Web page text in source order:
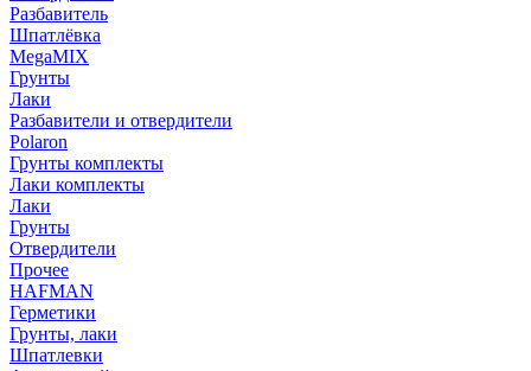
Разбавитель
Шпатлёвка
MegaMIX
Грунты
Лаки
Разбавители и отвердители
Polaron
Грунты комплекты
Лаки комплекты
Лаки
Грунты
Отвердители
Прочее
HAFMAN
Герметики
Грунты, лаки
Шпатлевки